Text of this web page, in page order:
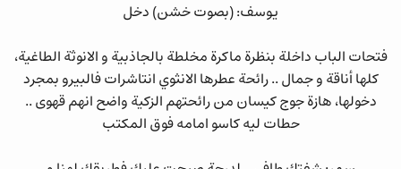
يوسف: (بصوت خشن) دخل
فتحات الباب داخلة بنظرة ماكرة مخلطة بالجاذبية و الانوثة الطاغية،
كلها أناقة و جمال .. رائحة عطرها الانثوي انتاشرات فالبيرو بمجرد
دخولها، هازة جوج كيسان من رائحتهم الزكية واضح انهم قهوى ..
حطات ليه كاسو امامه فوق المكتب